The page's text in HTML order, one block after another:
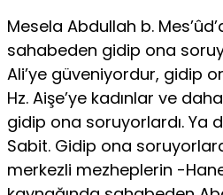
Mesela Abdullah b.
sahabeden gidip ona
Ali’ye güveniyordur, gidip
Hz. Aişe’ye kadınlar ve
gidip ona soruyorlardı. Ya
Sabit. Gidip ona
merkezli mezheplerin -